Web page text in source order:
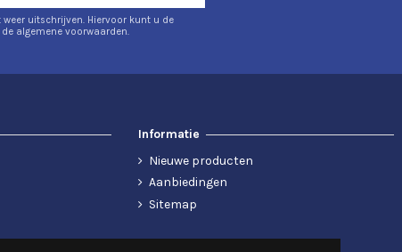
uitschrijven. Hiervoor kunt u de
algemene voorwaarden.
Informatie
Nieuwe producten
Aanbiedingen
Sitemap